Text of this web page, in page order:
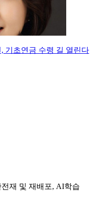
기초연금 수령 길 열린다
재 및 재배포, AI학습